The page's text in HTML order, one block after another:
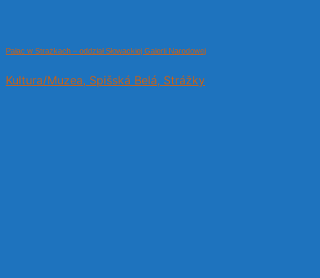
Pałac w Strażkach – oddział Słowackiej Galerii Narodowej
Kultura/Muzea, Spišská Belá, Strážky